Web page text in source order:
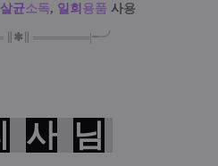
살균소독, 일 회 용품 사용
✱ ═══════|╾╯
사 님